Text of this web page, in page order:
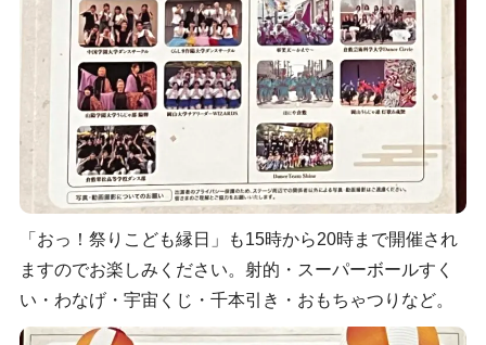
「おっ！祭りこども縁日」も15時から20時まで開催され
ますのでお楽しみください。射的・スーパーボールすく
い・わなげ・宇宙くじ・千本引き・おもちゃつりなど。